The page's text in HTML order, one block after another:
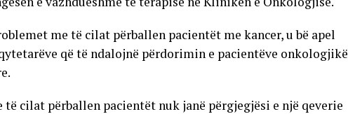
me të cilat përballen pacientët me kancer, u bë apel
që të ndalojnë përdorimin e pacientëve onkologjikë
të cilat përballen pacientët nuk janë përgjegjësi e një qeverie